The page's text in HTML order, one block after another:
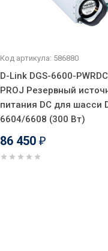
Код артикула: 586880
D-Link DGS-6600-
PROJ Резервный
питания DC для шасси
6604/6608 (300 Вт)
86 450 ₽